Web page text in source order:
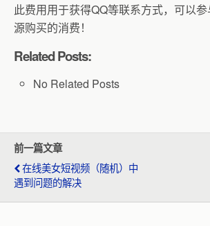
此费用用于获得QQ等联系方式，可以
源购买的消费！
Related Posts:
No Related Posts
前一篇文章
在线美女短视频（随机）中
遇到问题的解决